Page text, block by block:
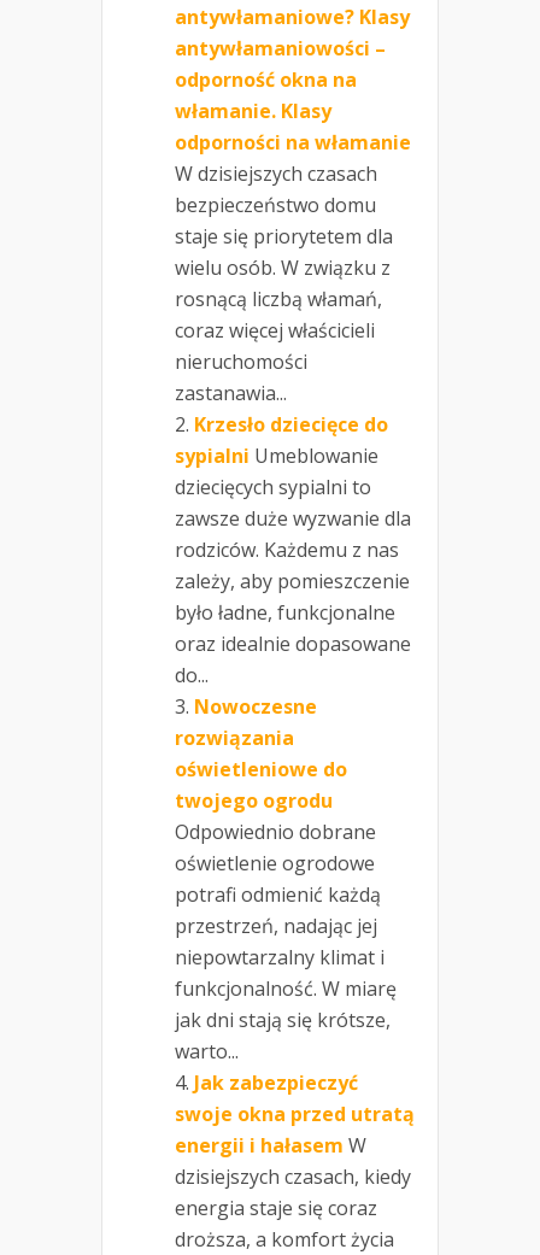
antywłamaniowe? Klasy
antywłamaniowości –
odporność okna na
włamanie. Klasy
odporności na włamanie
W dzisiejszych czasach
bezpieczeństwo domu
staje się priorytetem dla
wielu osób. W związku z
rosnącą liczbą włamań,
coraz więcej właścicieli
nieruchomości
zastanawia...
Krzesło dziecięce do
sypialni Umeblowanie
dziecięcych sypialni to
zawsze duże wyzwanie dla
rodziców. Każdemu z nas
zależy, aby pomieszczenie
było ładne, funkcjonalne
oraz idealnie dopasowane
do...
Nowoczesne
rozwiązania
oświetleniowe do
twojego ogrodu
Odpowiednio dobrane
oświetlenie ogrodowe
potrafi odmienić każdą
przestrzeń, nadając jej
niepowtarzalny klimat i
funkcjonalność. W miarę
jak dni stają się krótsze,
warto...
Jak zabezpieczyć
swoje okna przed utratą
energii i hałasem W
dzisiejszych czasach, kiedy
energia staje się coraz
droższa, a komfort życia